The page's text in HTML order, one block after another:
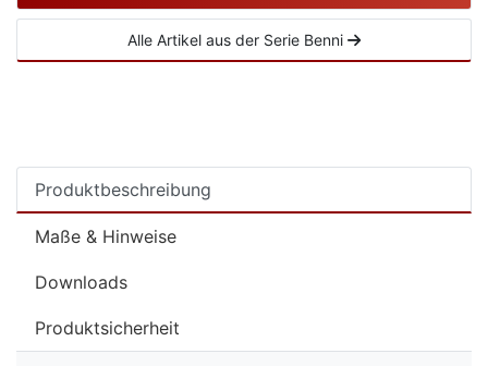
Alle Artikel aus der Serie Benni
Produktbeschreibung
Maße & Hinweise
Downloads
Produktsicherheit